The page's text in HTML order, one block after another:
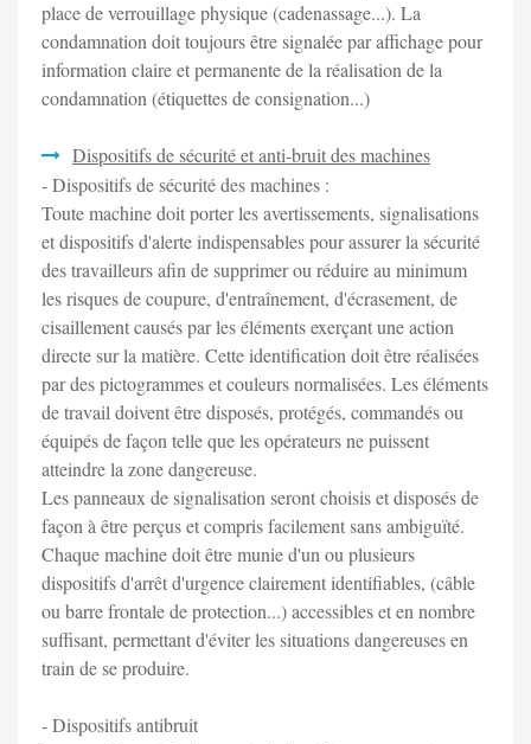
place de verrouillage physique (cadenassage...). La
condamnation doit toujours être signalée par affichage pour
information claire et permanente de la réalisation de la
condamnation (étiquettes de consignation...)
Dispositifs de sécurité et anti-bruit des machines
- Dispositifs de sécurité des machines :
Toute machine doit porter les avertissements, signalisations
et dispositifs d'alerte indispensables pour assurer la sécurité
des travailleurs afin de supprimer ou réduire au minimum
les risques de coupure, d'entraînement, d'écrasement, de
cisaillement causés par les éléments exerçant une action
directe sur la matière. Cette identification doit être réalisées
par des pictogrammes et couleurs normalisées. Les éléments
de travail doivent être disposés, protégés, commandés ou
équipés de façon telle que les opérateurs ne puissent
atteindre la zone dangereuse.
Les panneaux de signalisation seront choisis et disposés de
façon à être perçus et compris facilement sans ambiguïté.
Chaque machine doit être munie d'un ou plusieurs
dispositifs d'arrêt d'urgence clairement identifiables, (câble
ou barre frontale de protection...) accessibles et en nombre
suffisant, permettant d'éviter les situations dangereuses en
train de se produire.
- Dispositifs antibruit